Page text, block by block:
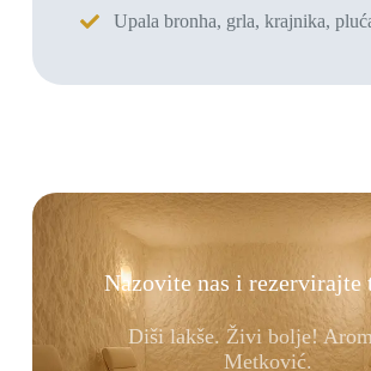
Upala bronha, grla, krajnika,
Nazovite nas i rezervirajte
Diši lakše. Živi bolje!
Metković.